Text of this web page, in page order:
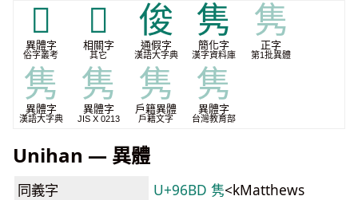
𨿇
異體字
俗字叢考
𮥼
相關字
其它
俊
通假字
漢語大字典
隽
簡化字
漢字資料庫
隽
正字
第1批異體
隽
異體字
漢語大字典
隽
異體字
JIS X 0213
隽
戶籍異體
戶籍文字
隽
異體字
台灣教育部
Unihan — 異體
同義字 U+96BD 隽<kMatthews